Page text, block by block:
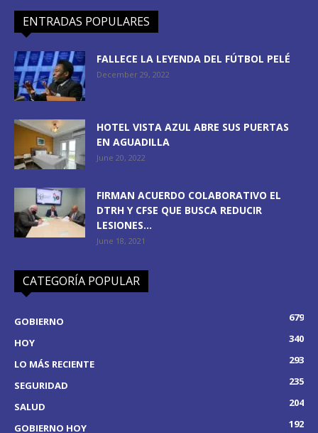
ENTRADAS POPULARES
FALLECE LA LEYENDA DEL FÚTBOL PELÉ
December 29, 2022
HOTEL VISTA AZUL ABRE SUS PUERTAS
EN AGUADILLA
June 20, 2022
FIRMAN ACUERDO COLABORATIVO EL
DTRH Y CFSE QUE BUSCA REDUCIR
LESIONES...
June 18, 2021
CATEGORÍA POPULAR
GOBIERNO
679
HOY
340
LO MÁS RECIENTE
293
SEGURIDAD
235
SALUD
204
GOBIERNO HOY
192